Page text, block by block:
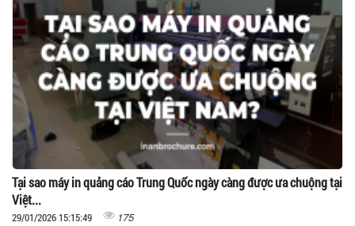
Tại sao máy in quảng cáo Trung Quốc ngày càng được ưa chuộng tại
Việt...
29/01/2026 15:15:49 175